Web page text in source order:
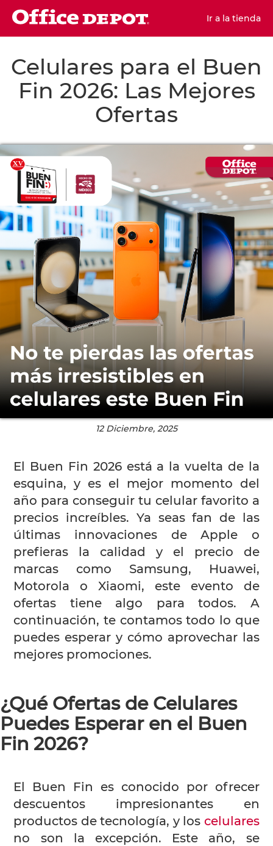
Ir a la tienda
Celulares para el Buen
Fin 2026: Las Mejores
Ofertas
12 Diciembre, 2025
El Buen Fin 2026 está a la vuelta de la
esquina, y es el mejor momento del
año para conseguir tu celular favorito a
precios increíbles. Ya seas fan de las
últimas innovaciones de Apple o
prefieras la calidad y el precio de
marcas como Samsung, Huawei,
Motorola o Xiaomi, este evento de
ofertas tiene algo para todos. A
continuación, te contamos todo lo que
puedes esperar y cómo aprovechar las
mejores promociones.
¿Qué Ofertas de Celulares
Puedes Esperar en el Buen
Fin 2026?
El Buen Fin es conocido por ofrecer
descuentos impresionantes en
productos de tecnología, y los celulares
no son la excepción. Este año, se